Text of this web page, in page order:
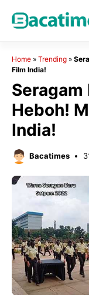
Home » Trending »
Film India!
Seragam
Heboh!
India!
Bacatimes